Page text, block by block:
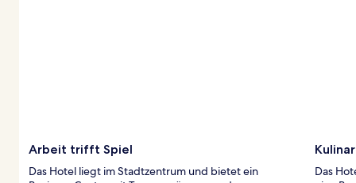
Arbeit trifft Spiel
Das Hotel liegt im Stadtzentrum und bietet ein
Das